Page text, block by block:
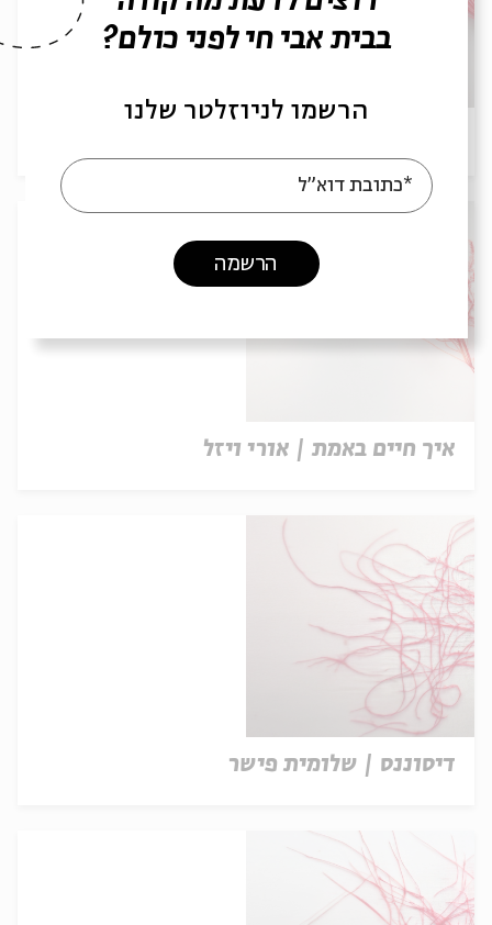
איך חיים באמת | אורי ויזל
דיסוננס | שלומית פישר
בבית אבי חי לפני כולם?
הרשמו לניוזלטר שלנו
*כתובת דוא"ל
הרשמה